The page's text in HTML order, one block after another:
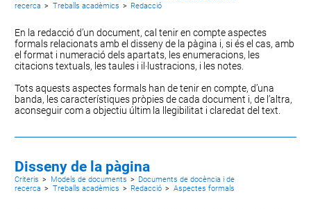
recerca > Treballs acadèmics > Redacció
En la redacció d’un document, cal tenir en compte aspectes
formals relacionats amb eldisseny de la pàgina i, si és el cas, amb
elformat i numeració dels apartats, lesenumeracions, les
citacions textuals, lestaules i il·lustracions, i les notes.
Tots aquests aspectes formals han de tenir en compte, d’una
banda, les característiques pròpies de cada document i, de l’altra,
aconseguir com a objectiu últim la llegibilitat i claredat del text.
Disseny de la pàgina
Criteris > Models de documents > Documents de docència i de
recerca > Treballs acadèmics > Redacció > Aspectes formals